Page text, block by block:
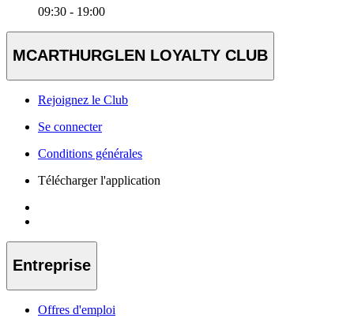
09:30 - 19:00
MCARTHURGLEN LOYALTY CLUB
Rejoignez le Club
Se connecter
Conditions générales
Télécharger l'application
Entreprise
Offres d'emploi